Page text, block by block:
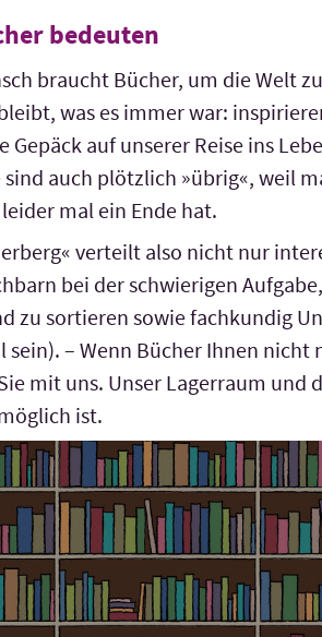
bedeuten
braucht Bücher, um die Welt
was es immer war:
Gepäck auf unserer Reise ins
sind auch plötzlich »übrig«, weil
leider mal ein Ende hat.
verteilt also nicht nur
bei der schwierigen
zu sortieren sowie fachkundig
sein). – Wenn Bücher Ihnen
mit uns. Unser Lagerraum und
ist.